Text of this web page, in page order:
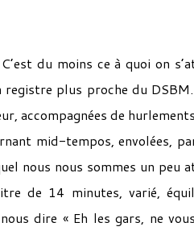
du moins ce à quoi on
plus proche du
accompagnées de
mid-tempos, envolées,
nous nous sommes un peu
de 14 minutes, varié,
dire « Eh les gars, ne